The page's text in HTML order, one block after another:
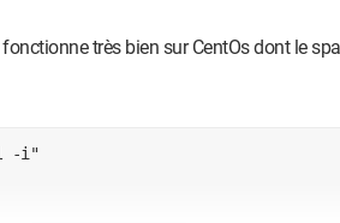
très bien sur CentOs dont le
-i"